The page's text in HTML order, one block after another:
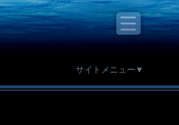
サイトメニュー▼